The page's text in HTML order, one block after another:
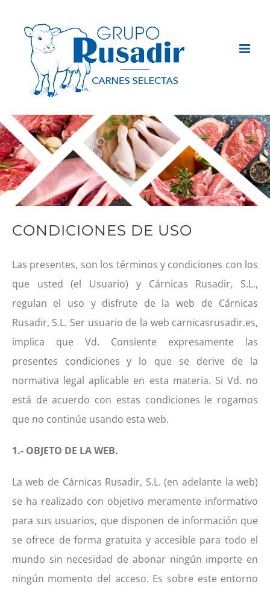
contenido
CONDICIONES DE USO
Las presentes, son los términos y condiciones con los
que usted (el Usuario) y Cárnicas Rusadir, S.L.,
regulan el uso y disfrute de la web de Cárnicas
Rusadir, S.L. Ser usuario de la web carnicasrusadir.es,
implica que Vd. Consiente expresamente las
presentes condiciones y lo que se derive de la
normativa legal aplicable en esta materia. Si Vd. no
está de acuerdo con estas condiciones le rogamos
que no continúe usando esta web.
1.- OBJETO DE LA WEB.
La web de Cárnicas Rusadir, S.L. (en adelante la web)
se ha realizado con objetivo meramente informativo
para sus usuarios, que disponen de información que
se ofrece de forma gratuita y accesible para todo el
mundo sin necesidad de abonar ningún importe en
ningún momento del acceso. Es sobre este entorno